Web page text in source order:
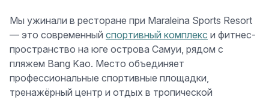
Мы ужинали в ресторане при Maraleina Sports Resort
— это современный спортивный комплекс и фитнес-
пространство на юге острова Самуи, рядом с
пляжем Bang Kao. Место объединяет
профессиональные спортивные площадки,
тренажёрный центр и отдых в тропической